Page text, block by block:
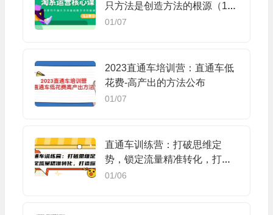
只方法是创造方法的根源（190
节课）
01/07
2023直通车培训营：直通车低
花费-高产出的方法公布
01/07
直通车训练营：打破思维定
势，锁定流量精准转化，打造
爆款
01/06